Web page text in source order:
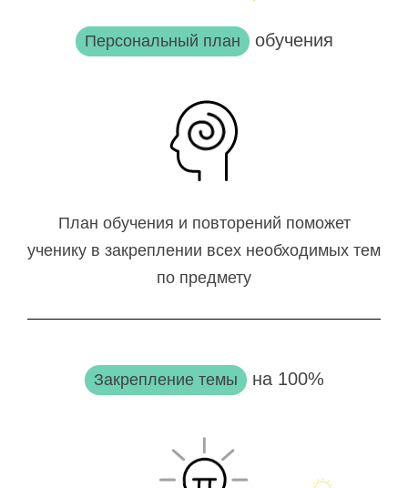
Персональный план обучения
План обучения и повторений поможет
ученику в закреплении всех необходимых тем
по предмету
Закрепление темы на 100%